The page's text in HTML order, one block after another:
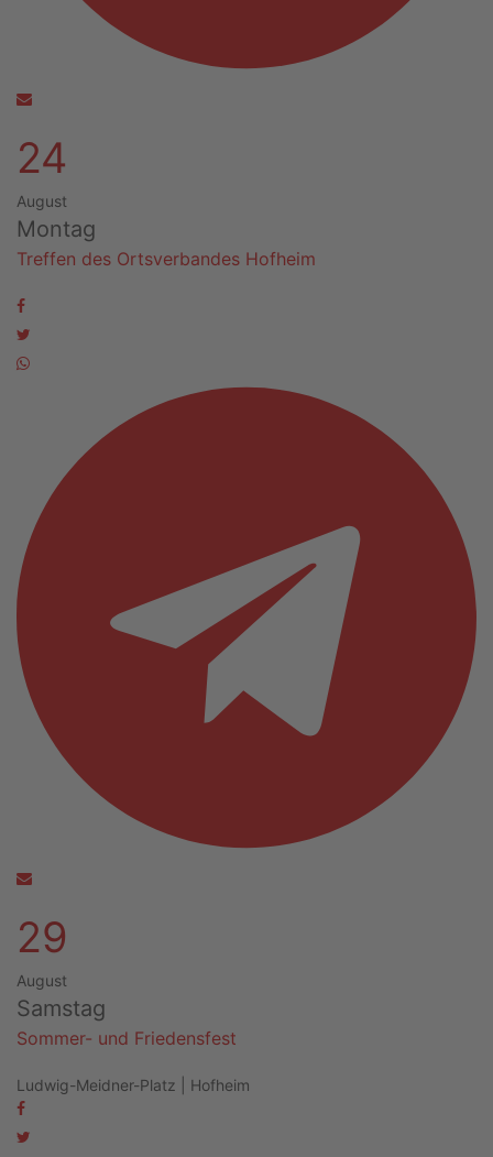
24
August
Montag
Treffen des Ortsverbandes Hofheim
29
August
Samstag
Sommer- und Friedensfest
Ludwig-Meidner-Platz | Hofheim